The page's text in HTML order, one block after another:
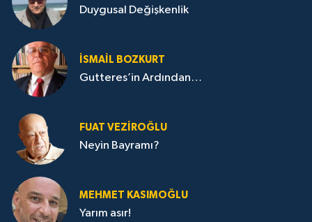
Duygusal Değişkenlik
İSMAIL BOZKURT
Gutteres’in Ardından…
FUAT VEZIROĞLU
Neyin Bayramı?
MEHMET KASIMOĞLU
Yarım asır!